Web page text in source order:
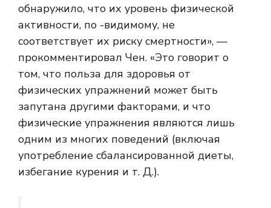
обнаружило, что их уровень физической
активности, по -видимому, не
соответствует их риску смертности», —
прокомментировал Чен. «Это говорит о
том, что польза для здоровья от
физических упражнений может быть
запутана другими факторами, и что
физические упражнения являются лишь
одним из многих поведений (включая
употребление сбалансированной диеты,
избегание курения и т. Д.).